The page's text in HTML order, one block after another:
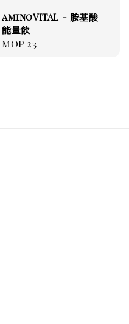
aminoVITAL - 胺基酸
能量飲
Regular
MOP 23